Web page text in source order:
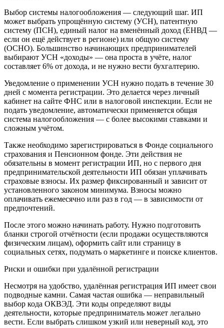
Выбор системы налогообложения — следующий шаг. ИП
может выбрать упрощённую систему (УСН), патентную
систему (ПСН), единый налог на вменённый доход (ЕНВД —
если он ещё действует в регионе) или общую систему
(ОСНО). Большинство начинающих предпринимателей
выбирают УСН «доходы» — она проста в учёте, налог
составляет 6% от дохода, и не нужно вести бухгалтерию.
Уведомление о применении УСН нужно подать в течение 30
дней с момента регистрации. Это делается через личный
кабинет на сайте ФНС или в налоговой инспекции. Если не
подать уведомление, автоматически применяется общая
система налогообложения — с более высокими ставками и
сложным учётом.
Также необходимо зарегистрироваться в Фонде социального
страхования и Пенсионном фонде. Эти действия не
обязательны в момент регистрации ИП, но с первого дня
предпринимательской деятельности ИП обязан уплачивать
страховые взносы. Их размер фиксированный и зависит от
установленного законом минимума. Взносы можно
оплачивать ежемесячно или раз в год — в зависимости от
предпочтений.
После этого можно начинать работу. Нужно подготовить
бланки строгой отчётности (если продажи осуществляются
физическим лицам), оформить сайт или страницу в
социальных сетях, подумать о маркетинге и поиске клиентов.
Риски и ошибки при удалённой регистрации
Несмотря на удобство, удалённая регистрация ИП имеет свои
подводные камни. Самая частая ошибка — неправильный
выбор кода ОКВЭД. Эти коды определяют виды
деятельности, которые предприниматель может легально
вести. Если выбрать слишком узкий или неверный код, это